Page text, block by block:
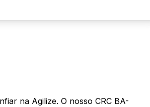
na Agilize. O nosso CRC BA-